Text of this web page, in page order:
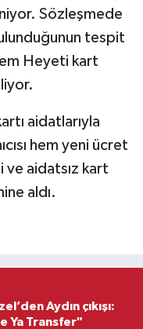
Sözleşmede
tespit
Heyeti kart
aidatlarıyla
hem yeni ücret
aidatsız kart
aldı.
Aydın çıkışı:
Ya Transfer"